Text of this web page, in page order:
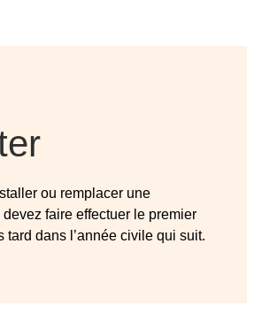
ou remplacer une
faire effectuer le premier
tard dans l’année civile qui suit.